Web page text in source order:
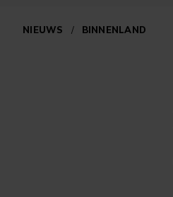
NIEUWS / BINNENLAND